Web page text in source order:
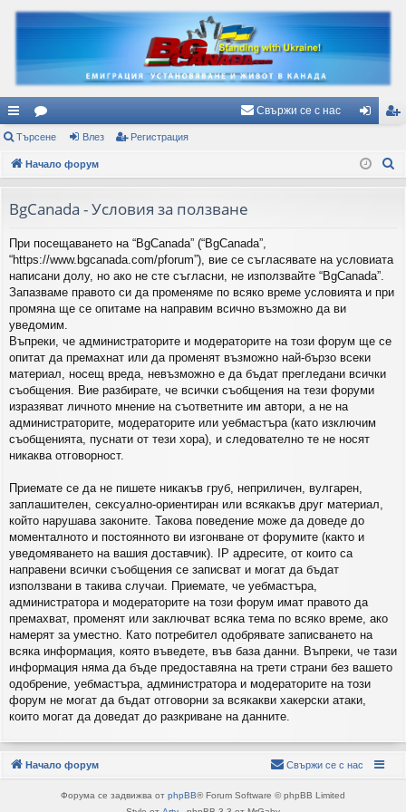
ъ
рз
вр
ъз
ки
ор
ум
Свържи се с нас
з ис
Търсене Влез Регистрация
Начало форум
BgCanada - Условия за ползване
При посещаването на “BgCanada” (“BgCanada”,
“https://www.bgcanada.com/pforum”), вие се съгласявате на условиата
написани долу, но ако не сте съгласни, не използвайте “BgCanada”.
Запазваме правото си да променяме по всяко време условията и при
промяна ще се опитаме на направим всично възможно да ви
уведомим.
Въпреки, че администраторите и модераторите на този форум ще се
опитат да премахнат или да променят възможно най-бързо всеки
материал, носещ вреда, невъзможно е да бъдат прегледани всички
съобщения. Вие разбирате, че всички съобщения на тези форуми
изразяват личното мнение на съответните им автори, а не на
администраторите, модераторите или уебмастъра (като изключим
съобщенията, пуснати от тези хора), и следователно те не носят
никаква отговорност.
Приемате се да не пишете никакъв груб, неприличен, вулгарен,
заплашителен, сексуално-ориентиран или всякакъв друг материал,
който нарушава законите. Такова поведение може да доведе до
моменталното и постоянното ви изгонване от форумите (както и
уведомяването на вашия доставчик). IP адресите, от които са
направени всички съобщения се записват и могат да бъдат
използвани в такива случаи. Приемате, че уебмастъра,
администратора и модераторите на този форум имат правото да
премахват, променят или заключват всяка тема по всяко време, ако
намерят за уместно. Като потребител одобрявате записването на
всяка информация, която въведете, във база данни. Въпреки, че тази
информация няма да бъде предоставяна на трети страни без вашето
одобрение, уебмастъра, администратора и модераторите на този
форум не могат да бъдат отговорни за всякакви хакерски атаки,
които могат да доведат до разкриване на данните.
Начало форум Свържи се с нас
Форума се задвижва от phpBB® Forum Software © phpBB Limited